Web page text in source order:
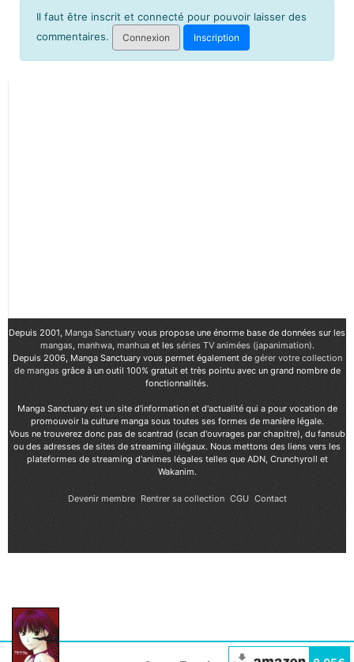
Il faut être inscrit et connecté pour pouvoir laisser des
commentaires.
Connexion Inscription
Depuis 2001, Manga Sanctuary vous propose une énorme base de données sur les
mangas, manhwa, manhuaet les séries TV animées (japanimation).
Depuis 2006, Manga Sanctuary vous permet également de gérer votre collection
de mangasgrâce à un outil 100% gratuit et très pointu avec un grand nombre de
fonctionnalités.
Manga Sanctuary est un site d'information et d'actualité qui a pour vocation de
promouvoir la culture manga sous toutes ses formes de manière légale.
Vous ne trouverez donc pas de scantrad (scan d'ouvrages par chapitre), du fansub
ou des adresses de sites de streaming illégaux. Nous mettons des liens vers les
plateformes de streaming d'animes légales telles que ADN, Crunchyroll et
Wakanim.
Devenir membre Rentrer sa collection CGU Contact